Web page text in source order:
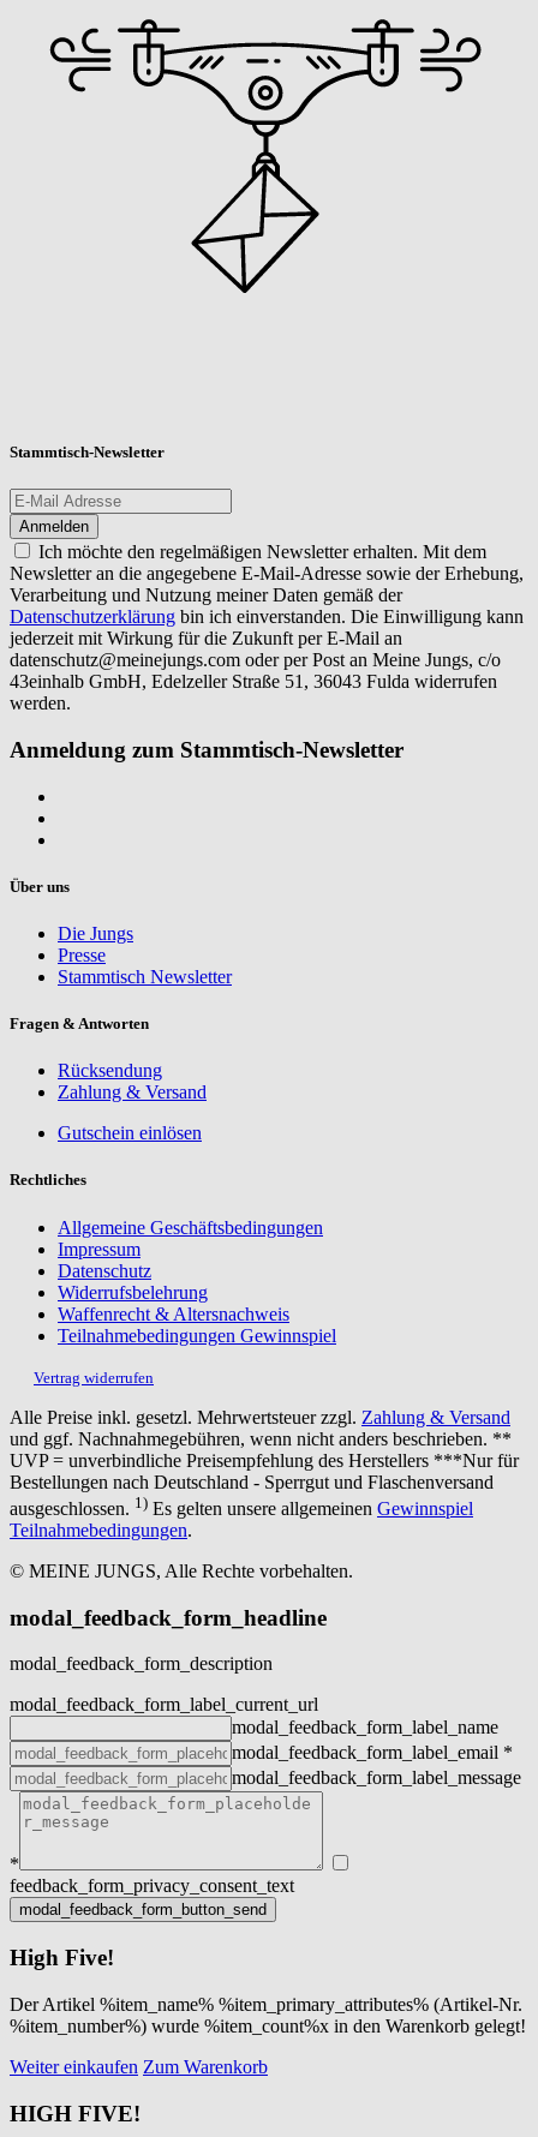
Stammtisch-Newsletter
Ich möchte den regelmäßigen Newsletter erhalten. Mit dem
Newsletter an die angegebene E-Mail-Adresse sowie der Erhebung,
Verarbeitung und Nutzung meiner Daten gemäß der
Datenschutzerklärung bin ich einverstanden. Die Einwilligung kann
jederzeit mit Wirkung für die Zukunft per E-Mail an
datenschutz@meinejungs.com oder per Post an Meine Jungs, c/o
43einhalb GmbH, Edelzeller Straße 51, 36043 Fulda widerrufen
werden.
Anmeldung zum Stammtisch-Newsletter
Über uns
Die Jungs
Presse
Stammtisch Newsletter
Fragen & Antworten
Rücksendung
Zahlung & Versand
Gutschein einlösen
Rechtliches
Allgemeine Geschäftsbedingungen
Impressum
Datenschutz
Widerrufsbelehrung
Waffenrecht & Altersnachweis
Teilnahmebedingungen Gewinnspiel
Vertrag widerrufen
Alle Preise inkl. gesetzl. Mehrwertsteuer zzgl. Zahlung & Versand
und ggf. Nachnahmegebühren, wenn nicht anders beschrieben. **
UVP = unverbindliche Preisempfehlung des Herstellers ***Nur für
Bestellungen nach Deutschland - Sperrgut und Flaschenversand
ausgeschlossen. 1) Es gelten unsere allgemeinen Gewinnspiel
Teilnahmebedingungen.
© MEINE JUNGS, Alle Rechte vorbehalten.
modal_feedback_form_headline
modal_feedback_form_description
modal_feedback_form_label_current_url
modal_feedback_form_label_name
modal_feedback_form_label_email *
modal_feedback_form_label_message
*
feedback_form_privacy_consent_text
High Five!
Der Artikel %item_name% %item_primary_attributes% (Artikel-Nr.
%item_number%) wurde %item_count%x in den Warenkorb gelegt!
Weiter einkaufen Zum Warenkorb
HIGH FIVE!